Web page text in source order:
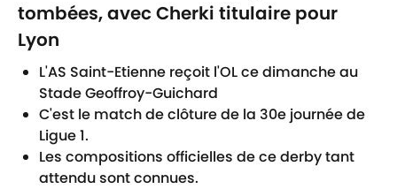
tombées, avec Cherki titulaire pour
Lyon
L'AS Saint-Etienne reçoit l'OL ce dimanche au
Stade Geoffroy-Guichard
C'est le match de clôture de la 30e journée de
Ligue 1.
Les compositions officielles de ce derby tant
attendu sont connues.